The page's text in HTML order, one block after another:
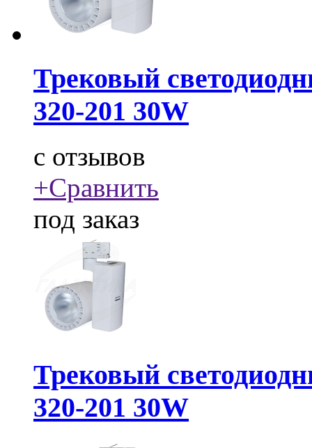
Трековый
320-201 30W
c отзывов
+Сравнить
под заказ
Трековый
320-201 30W